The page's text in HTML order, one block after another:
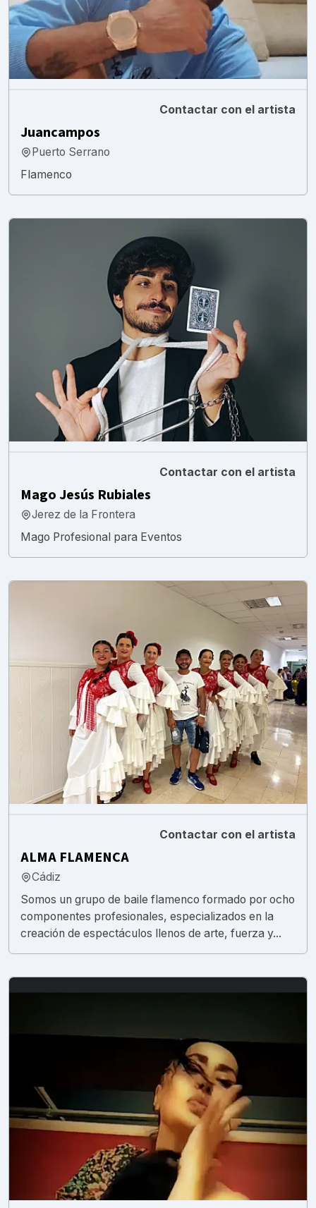
Contactar con el artista
Juancampos
Puerto Serrano
Flamenco
Contactar con el artista
Mago Jesús Rubiales
Jerez de la Frontera
Mago Profesional para Eventos
Contactar con el artista
ALMA FLAMENCA
Cádiz
Somos un grupo de baile flamenco formado por ocho
componentes profesionales, especializados en la
creación de espectáculos llenos de arte, fuerza y...